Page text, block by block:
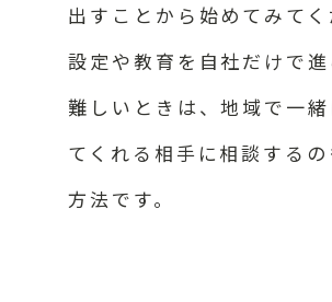
出すことから始めてみてく
設定や教育を自社だけで
難しいときは、地域で一
てくれる相手に相談する
方法です。